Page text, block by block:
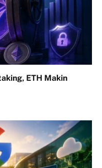
ETH Makin